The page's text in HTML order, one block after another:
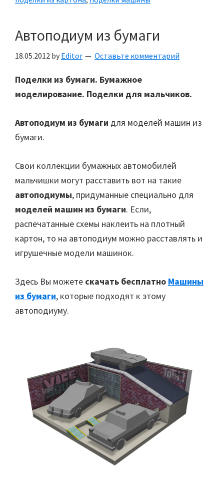
Автоподиум из бумаги
18.05.2012 by Editor Оставьте комментарий
Поделки из бумаги. Бумажное
моделирование. Поделки для мальчиков.
Автоподиум из бумаги для моделей машин из
бумаги.
Свои коллекции бумажных автомобилей
мальчишки могут расставить вот на такие
автоподиумы, придуманные специально для
моделей машин из бумаги. Если,
распечатанные схемы наклеить на плотный
картон, то на автоподиум можно расставлять и
игрушечные модели машинок.
Здесь Вы можете скачать бесплатно Машины
из бумаги, которые подходят к этому
автоподиуму.